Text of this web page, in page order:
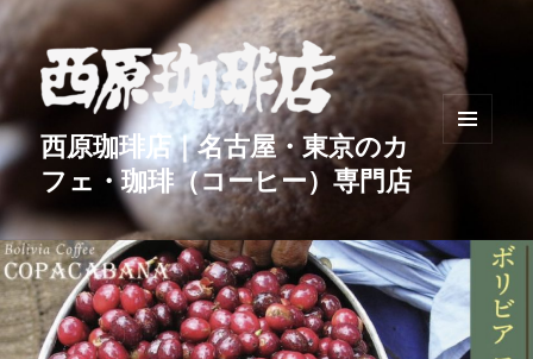
西原珈琲店｜名古屋・東京のカ
フェ・珈琲（コーヒー）専門店
メニュ